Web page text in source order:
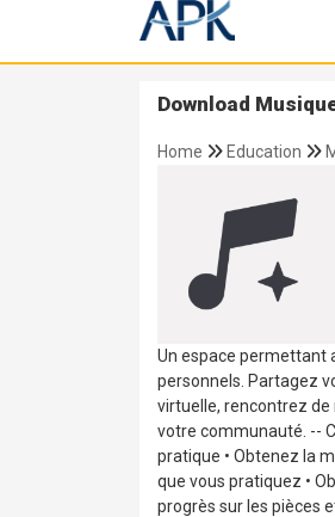
Download
Home Education
Un espace permettant
personnels. Partagez
virtuelle, rencontrez
votre communauté. --
pratique • Obtenez la
que vous pratiquez •
progrès sur les pièces